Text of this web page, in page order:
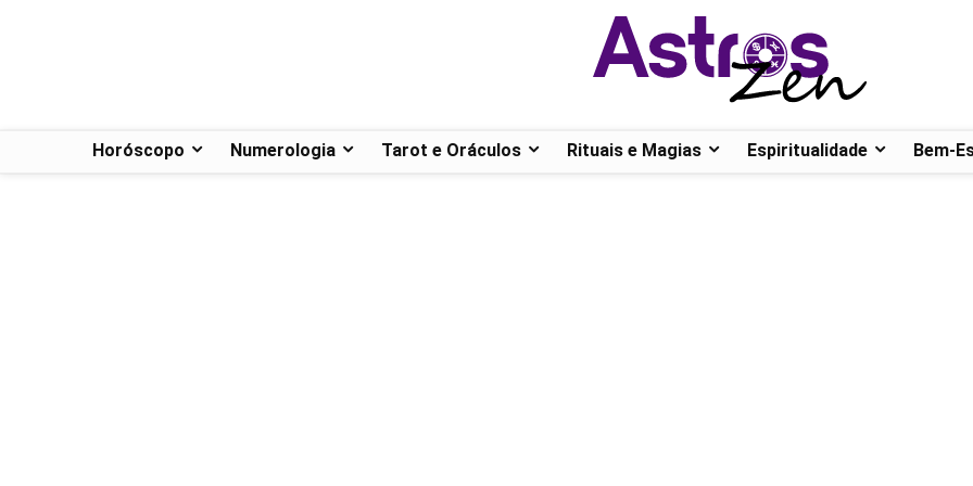
Horóscopo Numerologia Tarot e Oráculos Rituais e Magias Espiritualidade Bem-